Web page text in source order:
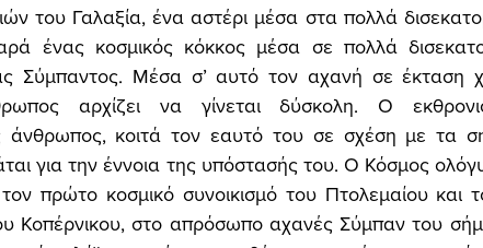
του Γαλαξία, ένα αστέρι μέσα στα πολλά
ένας κοσμικός κόκκος μέσα σε πολλά
Σύμπαντος. Μέσα σ’ αυτό τον αχανή σε έκταση
αρχίζει να γίνεται δύσκολη. Ο
άνθρωπος, κοιτά τον εαυτό του σε σχέση με τα
για την έννοια της υπόστασής του. Ο Κόσμος
πρώτο κοσμικό συνοικισμό του Πτολεμαίου και
Κοπέρνικου, στο απρόσωπο αχανές Σύμπαν του